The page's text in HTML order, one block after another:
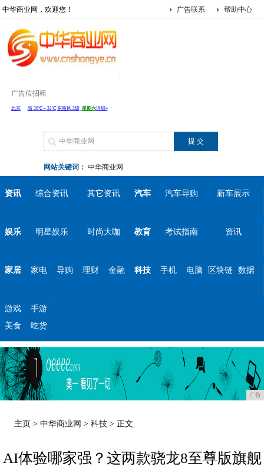
中华商业网，欢迎您！ 帮助中心
广告联系
广告位招租
网站关键词： 中华商业网
资讯 综合资讯 其它资讯 汽车 汽车导购 新车展示
娱乐 明星娱乐 时尚大咖 教育 考试指南 资讯
家居 家电 导购 理财 金融 科技 手机 电脑 区块链 数据
游戏
手游
美食
吃货
广告
主页 >中华商业网 >科技 > 正文
AI体验哪家强？这两款骁龙8至尊版旗舰